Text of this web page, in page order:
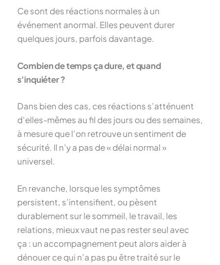
Ce sont des réactions normales à un
événement anormal. Elles peuvent durer
quelques jours, parfois davantage.
Combien de temps ça dure, et quand
s’inquiéter ?
Dans bien des cas, ces réactions s’atténuent
d’elles-mêmes au fil des jours ou des semaines,
à mesure que l’on retrouve un sentiment de
sécurité. Il n’y a pas de « délai normal »
universel.
En revanche, lorsque les symptômes
persistent, s’intensifient, ou pèsent
durablement sur le sommeil, le travail, les
relations, mieux vaut ne pas rester seul avec
ça : un accompagnement peut alors aider à
dénouer ce qui n’a pas pu être traité sur le